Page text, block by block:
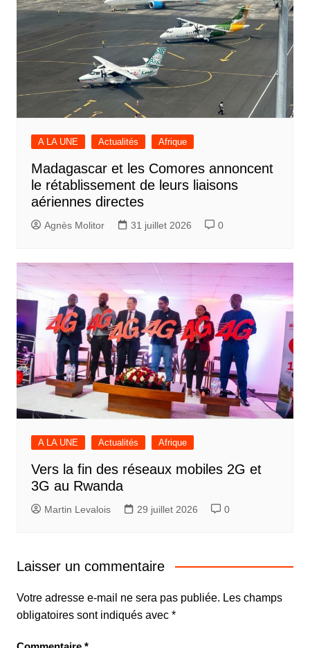
A LA UNE Actualités Afrique
Madagascar et les Comores annoncent
le rétablissement de leurs liaisons
aériennes directes
Agnès Molitor 31 juillet 2026 0
A LA UNE Actualités Afrique
Vers la fin des réseaux mobiles 2G et
3G au Rwanda
Martin Levalois 29 juillet 2026 0
Laisser un commentaire
Votre adresse e-mail ne sera pas publiée. Les champs
obligatoires sont indiqués avec *